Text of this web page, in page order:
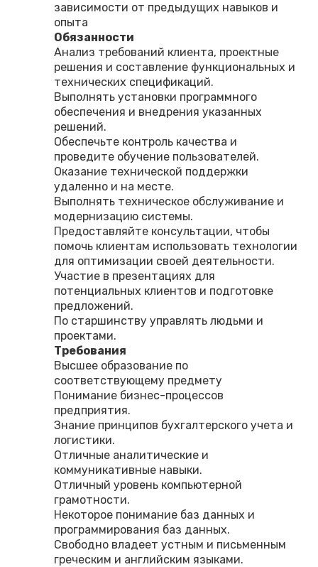
зависимости от предыдущих навыков и
опыта
Обязанности
Анализ требований клиента, проектные
решения и составление функциональных и
технических спецификаций.
Выполнять установки программного
обеспечения и внедрения указанных
решений.
Обеспечьте контроль качества и
проведите обучение пользователей.
Оказание технической поддержки
удаленно и на месте.
Выполнять техническое обслуживание и
модернизацию системы.
Предоставляйте консультации, чтобы
помочь клиентам использовать технологии
для оптимизации своей деятельности.
Участие в презентациях для
потенциальных клиентов и подготовке
предложений.
По старшинству управлять людьми и
проектами.
Требования
Высшее образование по
соответствующему предмету
Понимание бизнес-процессов
предприятия.
Знание принципов бухгалтерского учета и
логистики.
Отличные аналитические и
коммуникативные навыки.
Отличный уровень компьютерной
грамотности.
Некоторое понимание баз данных и
программирования баз данных.
Свободно владеет устным и письменным
греческим и английским языками.